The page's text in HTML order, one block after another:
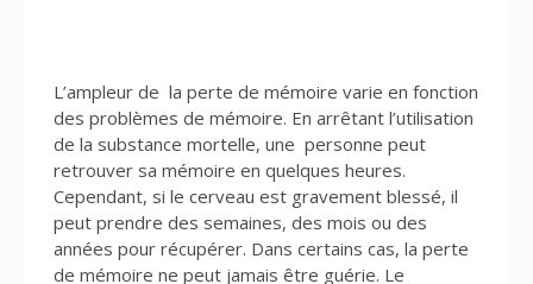
L’ampleur de la perte de mémoire varie en fonction
des problèmes de mémoire. En arrêtant l’utilisation
de la substance mortelle, une personne peut
retrouver sa mémoire en quelques heures.
Cependant, si le cerveau est gravement blessé, il
peut prendre des semaines, des mois ou des
années pour récupérer. Dans certains cas, la perte
de mémoire ne peut jamais être guérie. Le